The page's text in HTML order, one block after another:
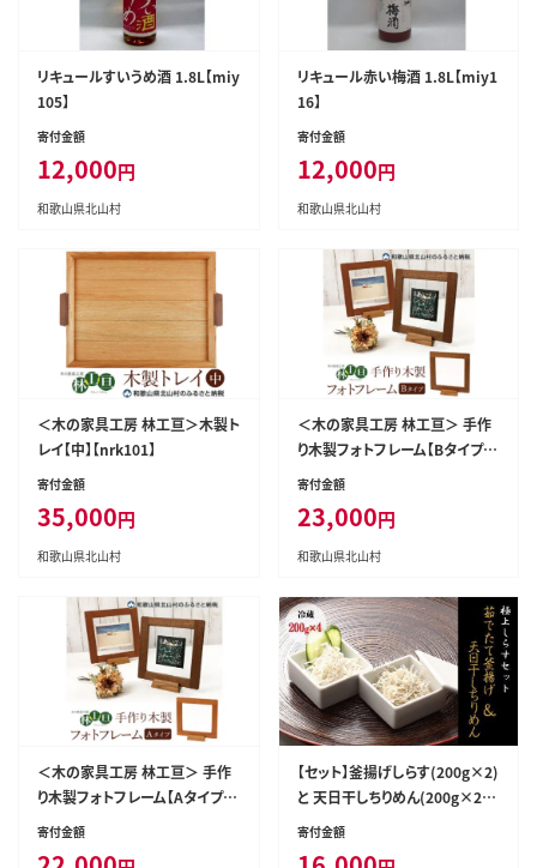
リキュールすいうめ酒 1.8L【miy
105】
寄付金額
12,000円
和歌山県北山村
リキュール赤い梅酒 1.8L【miy1
16】
寄付金額
12,000円
和歌山県北山村
＜木の家具工房 林工亘＞木製ト
レイ【中】【nrk101】
寄付金額
35,000円
和歌山県北山村
＜木の家具工房 林工亘＞ 手作
り木製フォトフレーム【Bタイプ】
【nrk201】
寄付金額
23,000円
和歌山県北山村
＜木の家具工房 林工亘＞ 手作
り木製フォトフレーム【Aタイプ】
【nrk200】
寄付金額
【セット】釜揚げしらす(200g×2)
と 天日干しちりめん(200g×2)
【冷蔵】無添加・無着色 しらす シ
寄付金額